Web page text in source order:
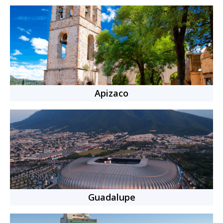
5 |Ver opiniones (1)
Depresión Ansiedad
Ataques de pánico
Pérdidas y duelos
Embarazo y maternidad Ver más
Español, Inglés
Nacionalidad:
12añosde experiencia
+10citas completadas
Cita individual-50min. $769.00 MXN
Paso 3: Realiza el pago de tu cita
Al llegar a la página de pago, deberás seleccionar el
método de pago que deseas usar. Agrega la
información solicitada y da clic en “Pagar”.
¡Listo tu cita está agendada! Recuerda ingresar a tu
sesión en el día y hora que seleccionaste a través de
Apizaco
Guadalupe